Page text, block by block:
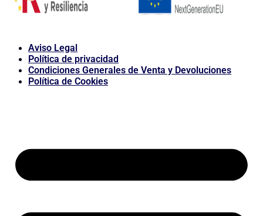
Aviso Legal
Política de privacidad
Condiciones Generales de Venta y Devoluciones
Política de Cookies